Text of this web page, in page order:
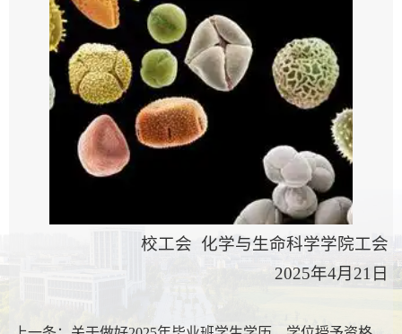
校工会 化学与生命科学学院工会
2025年4月21日